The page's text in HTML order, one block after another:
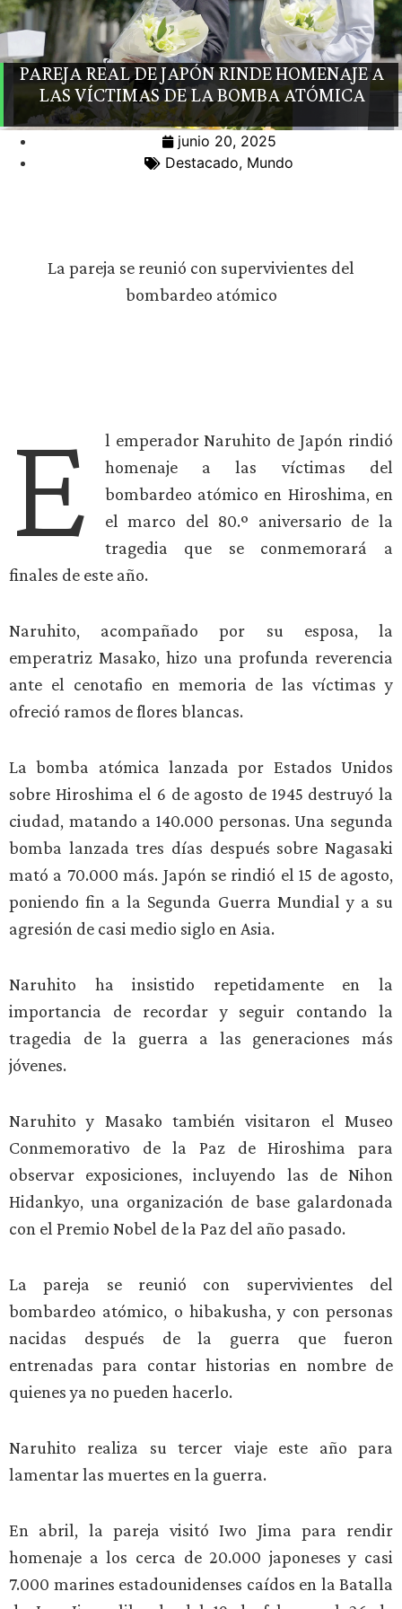
PAREJA REAL DE JAPÓN RINDE HOMENAJE A
LAS VÍCTIMAS DE LA BOMBA ATÓMICA
junio 20, 2025
Destacado, Mundo
La pareja se reunió con supervivientes del
bombardeo atómico
E
l emperador Naruhito de Japón rindió
homenaje a las víctimas del
bombardeo atómico en Hiroshima, en
el marco del 80.º aniversario de la
tragedia que se conmemorará a
finales de este año.
Naruhito, acompañado por su esposa, la
emperatriz Masako, hizo una profunda reverencia
ante el cenotafio en memoria de las víctimas y
ofreció ramos de flores blancas.
La bomba atómica lanzada por Estados Unidos
sobre Hiroshima el 6 de agosto de 1945 destruyó la
ciudad, matando a 140.000 personas. Una segunda
bomba lanzada tres días después sobre Nagasaki
mató a 70.000 más. Japón se rindió el 15 de agosto,
poniendo fin a la Segunda Guerra Mundial y a su
agresión de casi medio siglo en Asia.
Naruhito ha insistido repetidamente en la
importancia de recordar y seguir contando la
tragedia de la guerra a las generaciones más
jóvenes.
Naruhito y Masako también visitaron el Museo
Conmemorativo de la Paz de Hiroshima para
observar exposiciones, incluyendo las de Nihon
Hidankyo, una organización de base galardonada
con el Premio Nobel de la Paz del año pasado.
La pareja se reunió con supervivientes del
bombardeo atómico, o hibakusha, y con personas
nacidas después de la guerra que fueron
entrenadas para contar historias en nombre de
quienes ya no pueden hacerlo.
Naruhito realiza su tercer viaje este año para
lamentar las muertes en la guerra.
En abril, la pareja visitó Iwo Jima para rendir
homenaje a los cerca de 20.000 japoneses y casi
7.000 marines estadounidenses caídos en la Batalla